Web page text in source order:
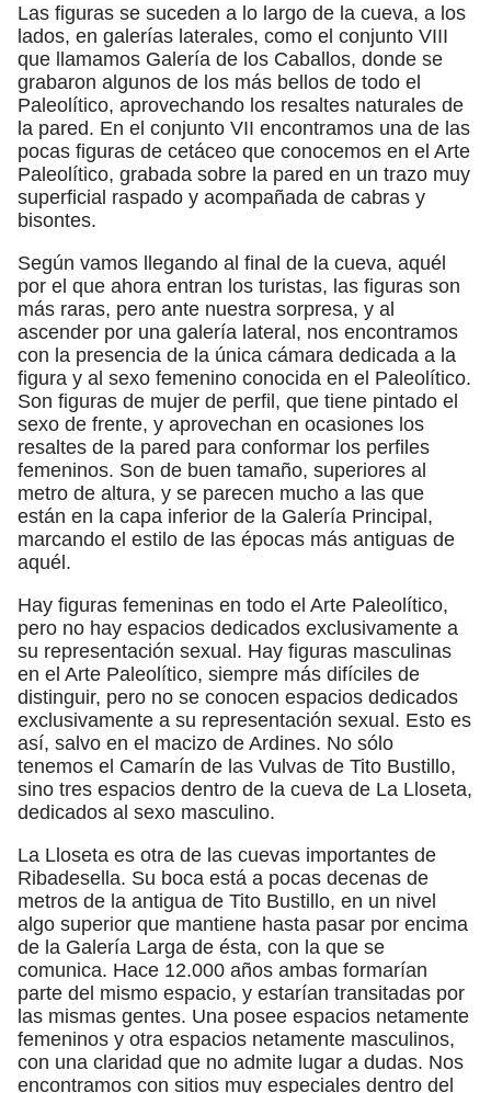
Las figuras se suceden a lo largo de la cueva, a los
lados, en galerías laterales, como el conjunto VIII
que llamamos Galería de los Caballos, donde se
grabaron algunos de los más bellos de todo el
Paleolítico, aprovechando los resaltes naturales de
la pared. En el conjunto VII encontramos una de las
pocas figuras de cetáceo que conocemos en el Arte
Paleolítico, grabada sobre la pared en un trazo muy
superficial raspado y acompañada de cabras y
bisontes.
Según vamos llegando al final de la cueva, aquél
por el que ahora entran los turistas, las figuras son
más raras, pero ante nuestra sorpresa, y al
ascender por una galería lateral, nos encontramos
con la presencia de la única cámara dedicada a la
figura y al sexo femenino conocida en el Paleolítico.
Son figuras de mujer de perfil, que tiene pintado el
sexo de frente, y aprovechan en ocasiones los
resaltes de la pared para conformar los perfiles
femeninos. Son de buen tamaño, superiores al
metro de altura, y se parecen mucho a las que
están en la capa inferior de la Galería Principal,
marcando el estilo de las épocas más antiguas de
aquél.
Hay figuras femeninas en todo el Arte Paleolítico,
pero no hay espacios dedicados exclusivamente a
su representación sexual. Hay figuras masculinas
en el Arte Paleolítico, siempre más difíciles de
distinguir, pero no se conocen espacios dedicados
exclusivamente a su representación sexual. Esto es
así, salvo en el macizo de Ardines. No sólo
tenemos el Camarín de las Vulvas de Tito Bustillo,
sino tres espacios dentro de la cueva de La Lloseta,
dedicados al sexo masculino.
La Lloseta es otra de las cuevas importantes de
Ribadesella. Su boca está a pocas decenas de
metros de la antigua de Tito Bustillo, en un nivel
algo superior que mantiene hasta pasar por encima
de la Galería Larga de ésta, con la que se
comunica. Hace 12.000 años ambas formarían
parte del mismo espacio, y estarían transitadas por
las mismas gentes. Una posee espacios netamente
femeninos y otra espacios netamente masculinos,
con una claridad que no admite lugar a dudas. Nos
encontramos con sitios muy especiales dentro del